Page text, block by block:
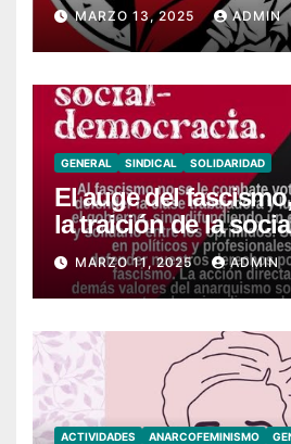
MARZO 13, 2025 ADMIN
GENERAL SINDICAL SOLIDARIDAD
El auge del
la traición de la
MARZO 11, 2025 ADMIN
ACTIVIDADES ANARCOFEMINISMO